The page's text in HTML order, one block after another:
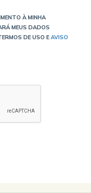
À MINHA
MEUS DADOS
DE USO E AVISO